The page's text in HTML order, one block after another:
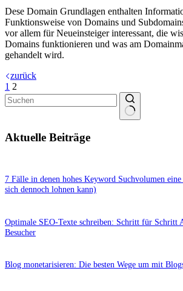
Dese Domain Grundlagen enthalten
Funktionsweise von Domains und
vor allem für Neueinsteiger interessant, die
Domains funktionieren und was am
gehandelt wird.
zurück
1 2
Ergebnisse
Aktuelle Beiträge
7 Fälle in denen hohes Keyword Suchvolumen
sich dennoch lohnen kann)
Optimale SEO-Texte schreiben: Schritt für Schritt
Besucher
Blog monetarisieren: Die besten Wege um mit